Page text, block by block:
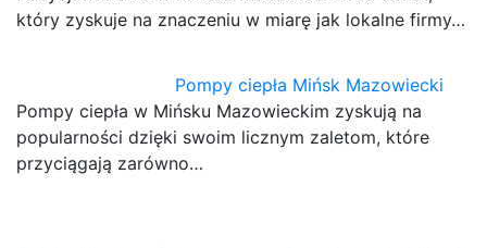
który zyskuje na znaczeniu w miarę jak lokalne firmy…
Pompy ciepła Mińsk Mazowiecki
Pompy ciepła w Mińsku Mazowieckim zyskują na
popularności dzięki swoim licznym zaletom, które
przyciągają zarówno…